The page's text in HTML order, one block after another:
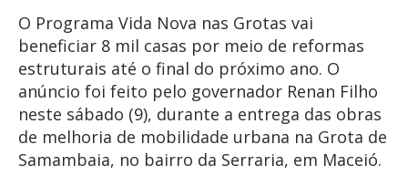
O Programa Vida Nova nas Grotas vai
beneficiar 8 mil casas por meio de reformas
estruturais até o final do próximo ano. O
anúncio foi feito pelo governador Renan Filho
neste sábado (9), durante a entrega das obras
de melhoria de mobilidade urbana na Grota de
Samambaia, no bairro da Serraria, em Maceió.